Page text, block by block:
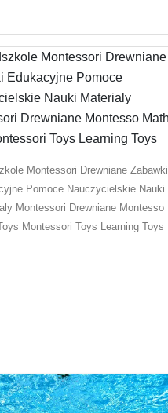
Montessori Drewniane Zabawki
Pomoce Nauczycielskie Nauki
Montessori Drewniane Montesso
Montessori Toys Learning Toys